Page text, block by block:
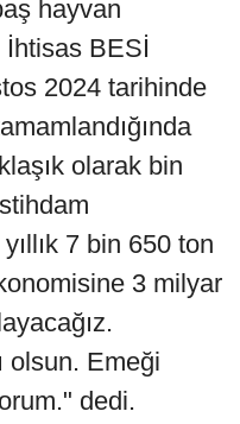
hayvan
İhtisas BESİ
2024 tarihinde
olarak bin
7 bin 650 ton
3 milyar
olsun. Emeği
dedi.